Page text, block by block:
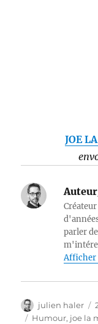
JOE
parler
Afficher
Auteur
julien haler
Étiquettes
Humour, joe la